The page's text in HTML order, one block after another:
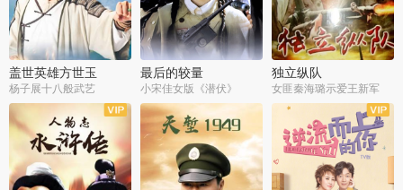
盖世英雄方世玉
杨子展十八般武艺
最后的较量
小宋佳女版《潜伏》
独立纵队
女匪秦海璐示爱王新军
全40集
全30集 全43集